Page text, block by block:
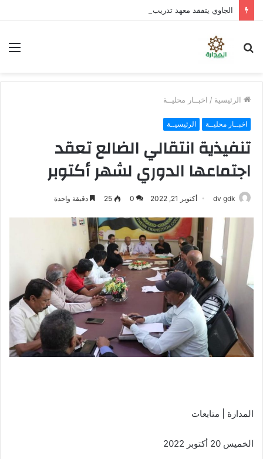
الجاوي يتفقد معهد تدريب المهن بمنطقة “فقم” ويطلع على جاهزيته
الرئيسية / اخبــار محليــة
اخبــار محليــة الرئيسيــة
تنفيذية انتقالي الضالع تعقد
اجتماعها الدوري لشهر أكتوبر
dv gdk أكتوبر 21, 2022 0
25 دقيقة واحدة
المدارة | متابعات
الخميس 20 أكتوبر 2022